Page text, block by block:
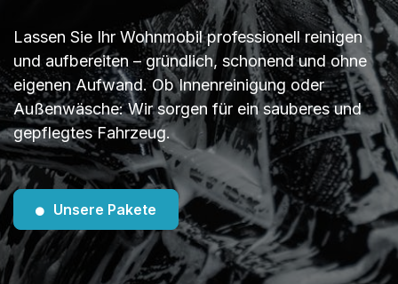
Lassen Sie Ihr Wohnmobil professionell reinigen
und aufbereiten – gründlich, schonend und ohne
eigenen Aufwand. Ob Innenreinigung oder
Außenwäsche: Wir sorgen für ein sauberes und
gepflegtes Fahrzeug.
 Unsere Pakete